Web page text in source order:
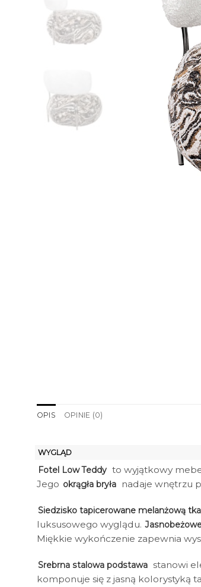
OPIS OPINIE (0)
WYGLĄD
Fotel Low Teddy to wyjątkowy
Jego okrągła bryła nadaje wnętrzu
Siedzisko tapicerowane melanżową
luksusowego wyglądu.
Miękkie wykończenie zapewnia
Srebrna stalowa podstawa stanowi
komponuje się z jasną kolorystyką